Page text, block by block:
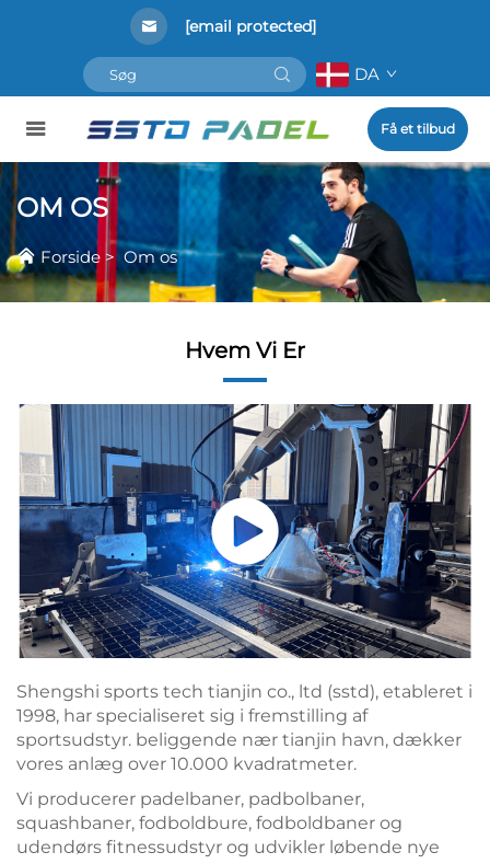
[email protected]
DA
Få et tilbud
OM OS
Forside > Om os
Hvem Vi Er
Shengshi sports tech tianjin co., ltd (sstd), etableret i
1998, har specialiseret sig i fremstilling af
sportsudstyr. beliggende nær tianjin havn, dækker
vores anlæg over 10.000 kvadratmeter.
Vi producerer padelbaner, padbolbaner,
squashbaner, fodboldbure, fodboldbaner og
udendørs fitnessudstyr og udvikler løbende nye